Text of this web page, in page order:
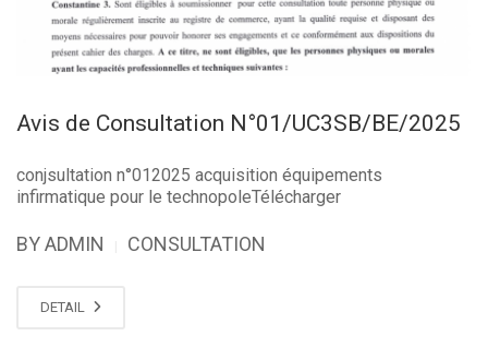
Avis de Consultation N°01/UC3SB/BE/2025
conjsultation n°012025 acquisition équipements
infirmatique pour le technopoleTélécharger
BY ADMIN CONSULTATION
DETAIL